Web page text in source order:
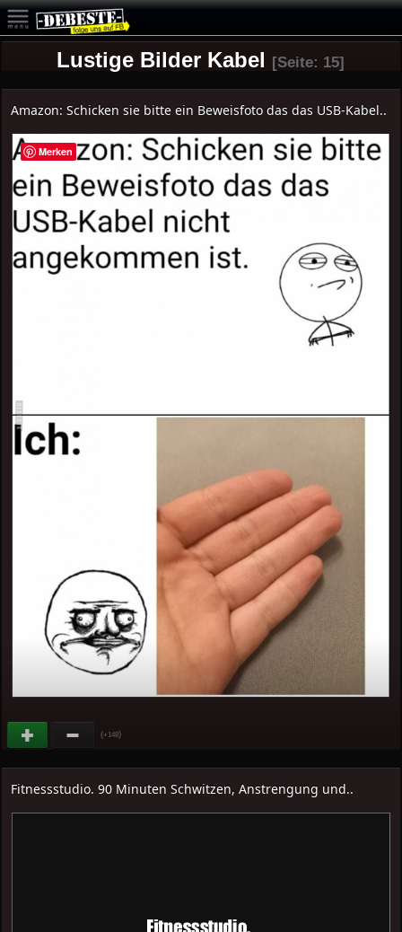
Lustige Bilder Kabel [Seite: 15]
Amazon: Schicken sie bitte ein Beweisfoto das das USB-Kabel..
(+148)
Fitnessstudio. 90 Minuten Schwitzen, Anstrengung und..
Merken